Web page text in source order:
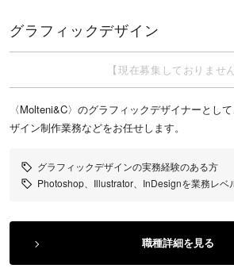
グラフィックデザイン
【現在募集しておりません
〈Molteni&C〉のグラフィックデザイナーとし
ザイン制作業務などをお任せします。
グラフィックデザインの実務経験のある方
Photoshop、Illustrator、InDesignを業務レベ
職種詳細を見る